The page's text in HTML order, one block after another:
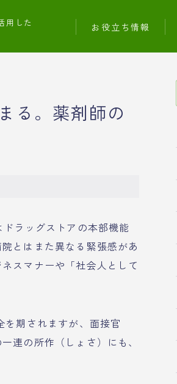
用した
お役立ち情報
る。薬剤師の
ラッグストアの本部機能
とはまた異なる緊張感があ
スマナーや「社会人として
期されますが、面接官
連の所作（しょさ）にも、